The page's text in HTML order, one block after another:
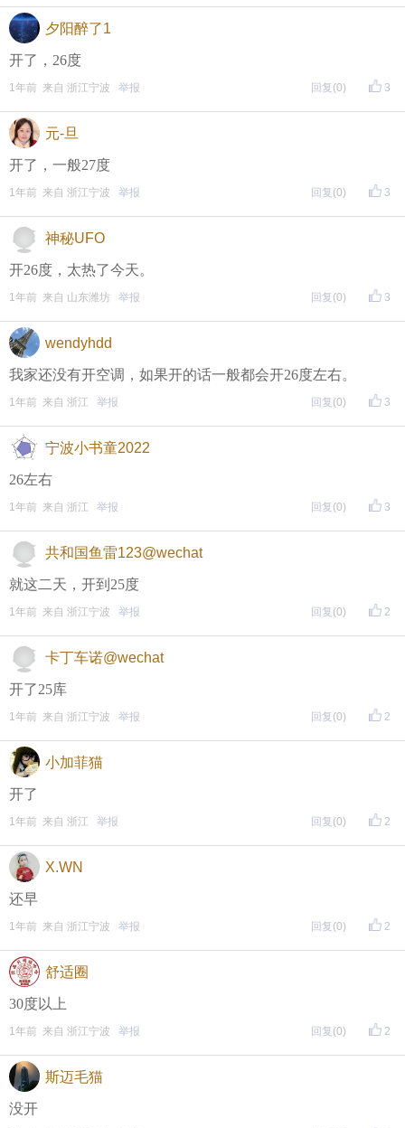
方式一：iOS已经上线，请大家在苹果手机APP Store页
面搜索下载
方式二 ：安卓系统已经上线，请大家在安卓应用市场
页面搜索下载
东方热线APP新版本功能具体可参见【
即可查看https://bbs.cnool.net/10733168.html
• 友情提醒
恶意灌水/答非所问，视为无效
未在规定时间内回复，视为无效
再次提醒
评论主题内容即可领取红包！
评论主题内容即可领取红包！
期待每晚8点，与您不见不散！
夕阳醉了1
开了，26度
3
1年前 来自 浙江宁波 举报 回复 (0)
元-旦
开了，一般27度
3
1年前 来自 浙江宁波 举报 回复 (0)
神秘UFO
开26度，太热了今天。
3
1年前 来自 山东潍坊 举报 回复 (0)
wendyhdd
我家还没有开空调，如果开的话一般都会开26度左右。
3
1年前 来自 浙江 举报 回复 (0)
宁波小书童2022
26左右
3
1年前 来自 浙江 举报 回复 (0)
共和国鱼雷123@wechat
就这二天，开到25度
2
1年前 来自 浙江宁波 举报 回复 (0)
卡丁车诺@wechat
开了25库
2
1年前 来自 浙江宁波 举报 回复 (0)
小加菲猫
开了
2
1年前 来自 浙江 举报 回复 (0)
X.WN
还早
2
1年前 来自 浙江宁波 举报 回复 (0)
舒适圈
30度以上
2
1年前 来自 浙江宁波 举报 回复 (0)
斯迈毛猫
没开